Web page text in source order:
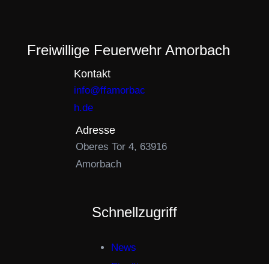
Freiwillige Feuerwehr Amorbach
Kontakt
info@ffamorbac
h.de
Adresse
Oberes Tor 4, 63916
Amorbach
Schnellzugriff
News